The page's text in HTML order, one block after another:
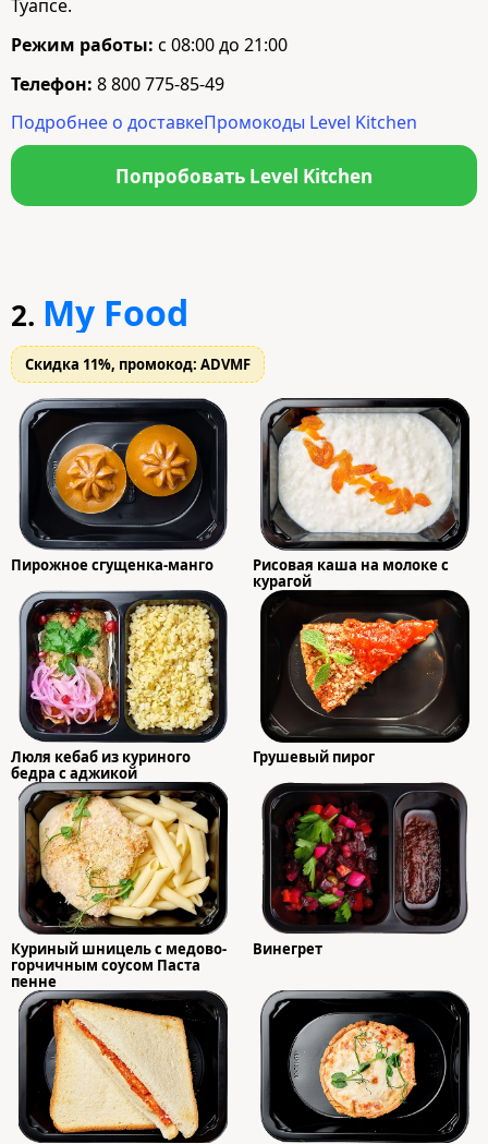
Туапсе.
Режим работы: с 08:00 до 21:00
Телефон: 8 800 775-85-49
Подробнее о доставкеПромокоды Level Kitchen
Попробовать Level Kitchen
2. My Food
Скидка 11%, промокод: ADVMF
Пирожное сгущенка-манго
Рисовая каша на молоке с
курагой
Люля кебаб из куриного
бедра с аджикой
Грушевый пирог
Куриный шницель с медово-
горчичным соусом Паста
пенне
Винегрет